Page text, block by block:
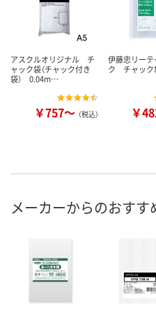
アスクルオリジナル チ
ャック袋（チャック付き
袋） 0.04m…
￥757～ （税込）
伊藤忠リーテ
ク チャック
￥
メーカーからのおすす